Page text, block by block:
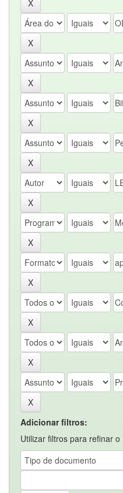
Adicionar filtros:
Utilizar filtros para refinar